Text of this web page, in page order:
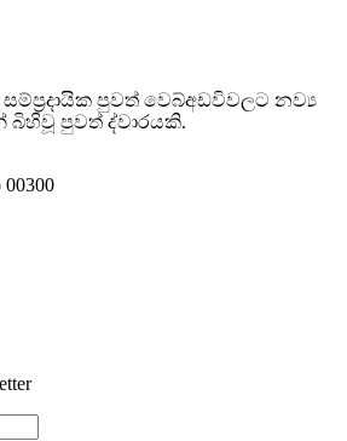
සම්ප්‍රදායික පුවත් වෙබ්අඩවිවලට නව්‍ය
පුවත් ද්වාරයකි.
00300